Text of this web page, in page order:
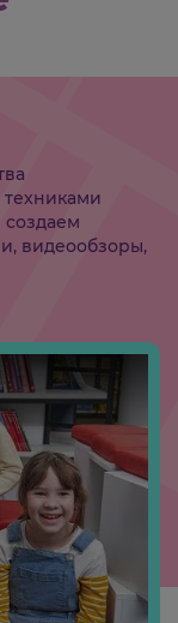
техниками
видеообзоры,